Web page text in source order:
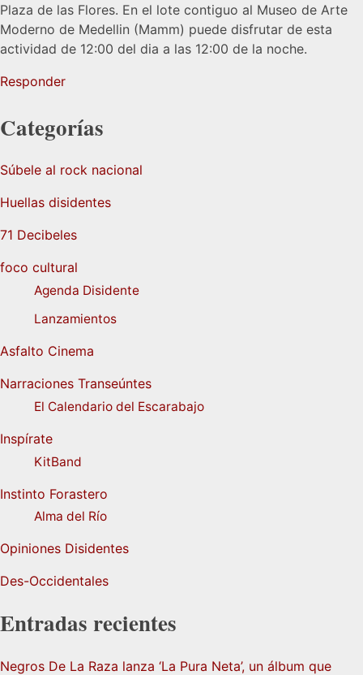
Plaza de las Flores. En el lote contiguo al Museo de Arte
Moderno de Medellin (Mamm) puede disfrutar de esta
actividad de 12:00 del dia a las 12:00 de la noche.
Responder
Categorías
Súbele al rock nacional
Huellas disidentes
71 Decibeles
foco cultural
Agenda Disidente
Lanzamientos
Asfalto Cinema
Narraciones Transeúntes
El Calendario del Escarabajo
Inspírate
KitBand
Instinto Forastero
Alma del Río
Opiniones Disidentes
Des-Occidentales
Entradas recientes
Negros De La Raza lanza ‘La Pura Neta’, un álbum que